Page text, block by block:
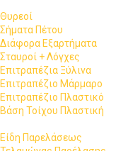
Θυρεοί
Σήματα Πέτου
Διάφορα Εξαρτήματα
Σταυροί + Λόγχες
Επιτραπέζια Ξύλινα
Επιτραπέζιο Μάρμαρο
Επιτραπέζιο Πλαστικό
Βάση Τοίχου Πλαστική
Είδη Παρελάσεως